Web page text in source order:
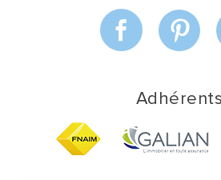
Adhérents